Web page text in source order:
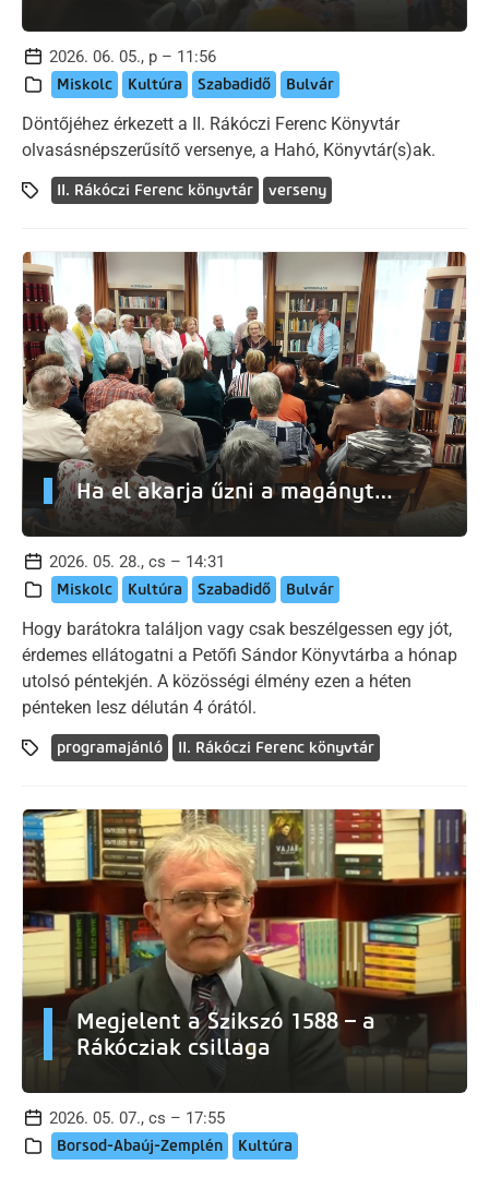
2026. 06. 05., p – 11:56
Miskolc Kultúra Szabadidő Bulvár
Döntőjéhez érkezett a II. Rákóczi Ferenc Könyvtár
olvasásnépszerűsítő versenye, a Hahó, Könyvtár(s)ak.
II. Rákóczi Ferenc könyvtár verseny
Ha el akarja űzni a magányt…
2026. 05. 28., cs – 14:31
Miskolc Kultúra Szabadidő Bulvár
Hogy barátokra találjon vagy csak beszélgessen egy jót,
érdemes ellátogatni a Petőfi Sándor Könyvtárba a hónap
utolsó péntekjén. A közösségi élmény ezen a héten
pénteken lesz délután 4 órától.
programajánló II. Rákóczi Ferenc könyvtár
Megjelent a Szikszó 1588 – a
Rákócziak csillaga
2026. 05. 07., cs – 17:55
Borsod-Abaúj-Zemplén Kultúra